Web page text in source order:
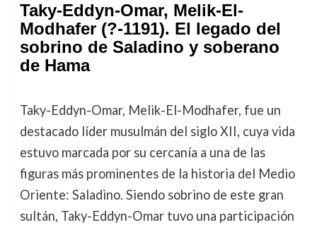
Taky-Eddyn-Omar, Melik-El-
Modhafer (?-1191). El legado del
sobrino de Saladino y soberano
de Hama
Taky-Eddyn-Omar, Melik-El-Modhafer, fue un
destacado líder musulmán del siglo XII, cuya vida
estuvo marcada por su cercanía a una de las
figuras más prominentes de la historia del Medio
Oriente: Saladino. Siendo sobrino de este gran
sultán, Taky-Eddyn-Omar tuvo una participación